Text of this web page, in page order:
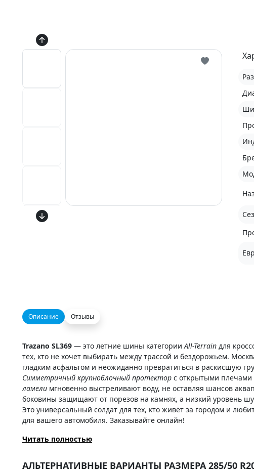
Описание Отзывы
Trazano SL369 — это летние шины категорииAll-Terrain для
тех, кто не хочет выбирать между трассой и бездорожьем.
гладким асфальтом и неожиданно превратиться в раскисшую
Симметричный крупноблочный протектор с открытыми плечами
ламели мгновенно выстреливают воду, не оставляя шансов
боковины защищают от порезов на камнях, а низкий уровень
Это универсальный солдат для тех, кто живёт за городом и
для вашего автомобиля. Заказывайте онлайн!
Читать полностью
АЛЬТЕРНАТИВНЫЕ ВАРИАНТЫ РАЗМЕРА 285/50